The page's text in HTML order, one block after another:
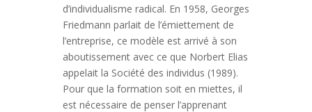
d’individualisme radical. En 1958, Georges
Friedmann parlait de l’émiettement de
l’entreprise, ce modèle est arrivé à son
aboutissement avec ce que Norbert Elias
appelait la Société des individus (1989).
Pour que la formation soit en miettes, il
est nécessaire de penser l’apprenant